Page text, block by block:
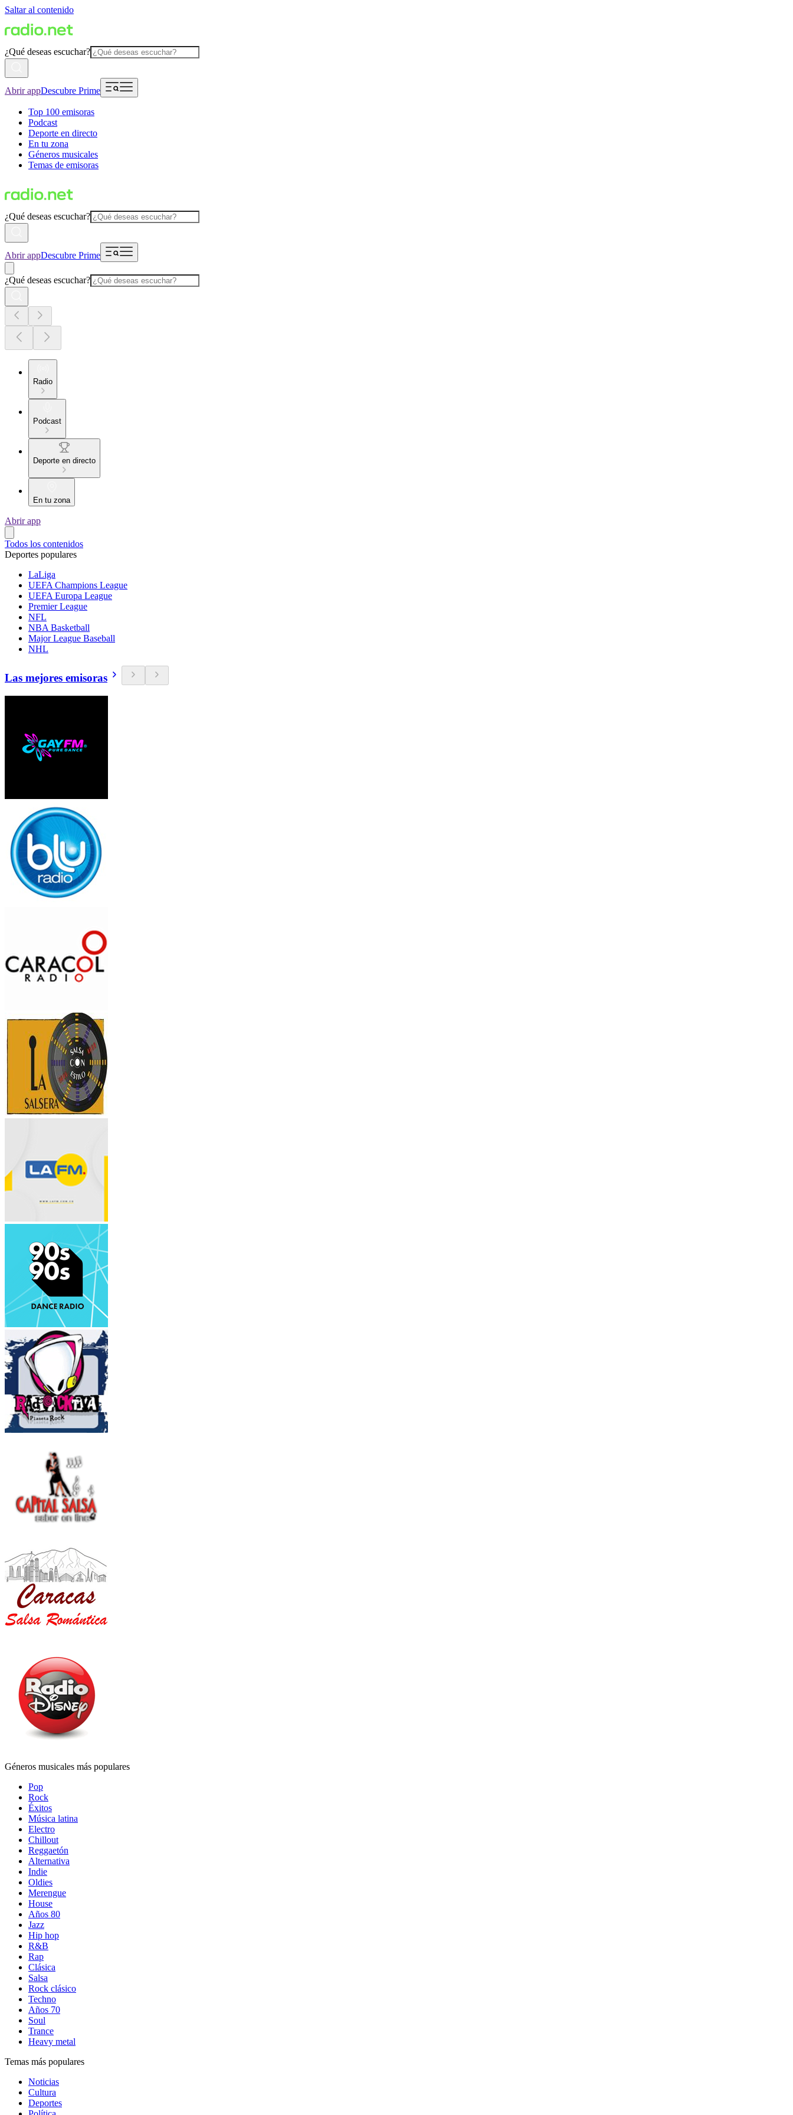
Saltar al contenido
¿Qué deseas escuchar?
Abrir appDescubre Prime
Top 100 emisoras
Podcast
Deporte en directo
En tu zona
Géneros musicales
Temas de emisoras
¿Qué deseas escuchar?
Abrir appDescubre Prime
¿Qué deseas escuchar?
Radio
Podcast
Deporte en directo
En tu zona
Abrir app
Todos los contenidos
Deportes populares
LaLiga
UEFA Champions League
UEFA Europa League
Premier League
NFL
NBA Basketball
Major League Baseball
NHL
Las mejores emisoras
Géneros musicales más populares
Pop
Rock
Éxitos
Música latina
Electro
Chillout
Reggaetón
Alternativa
Indie
Oldies
Merengue
House
Años 80
Jazz
Hip hop
R&B
Rap
Clásica
Salsa
Rock clásico
Techno
Años 70
Soul
Trance
Heavy metal
Temas más populares
Noticias
Cultura
Deportes